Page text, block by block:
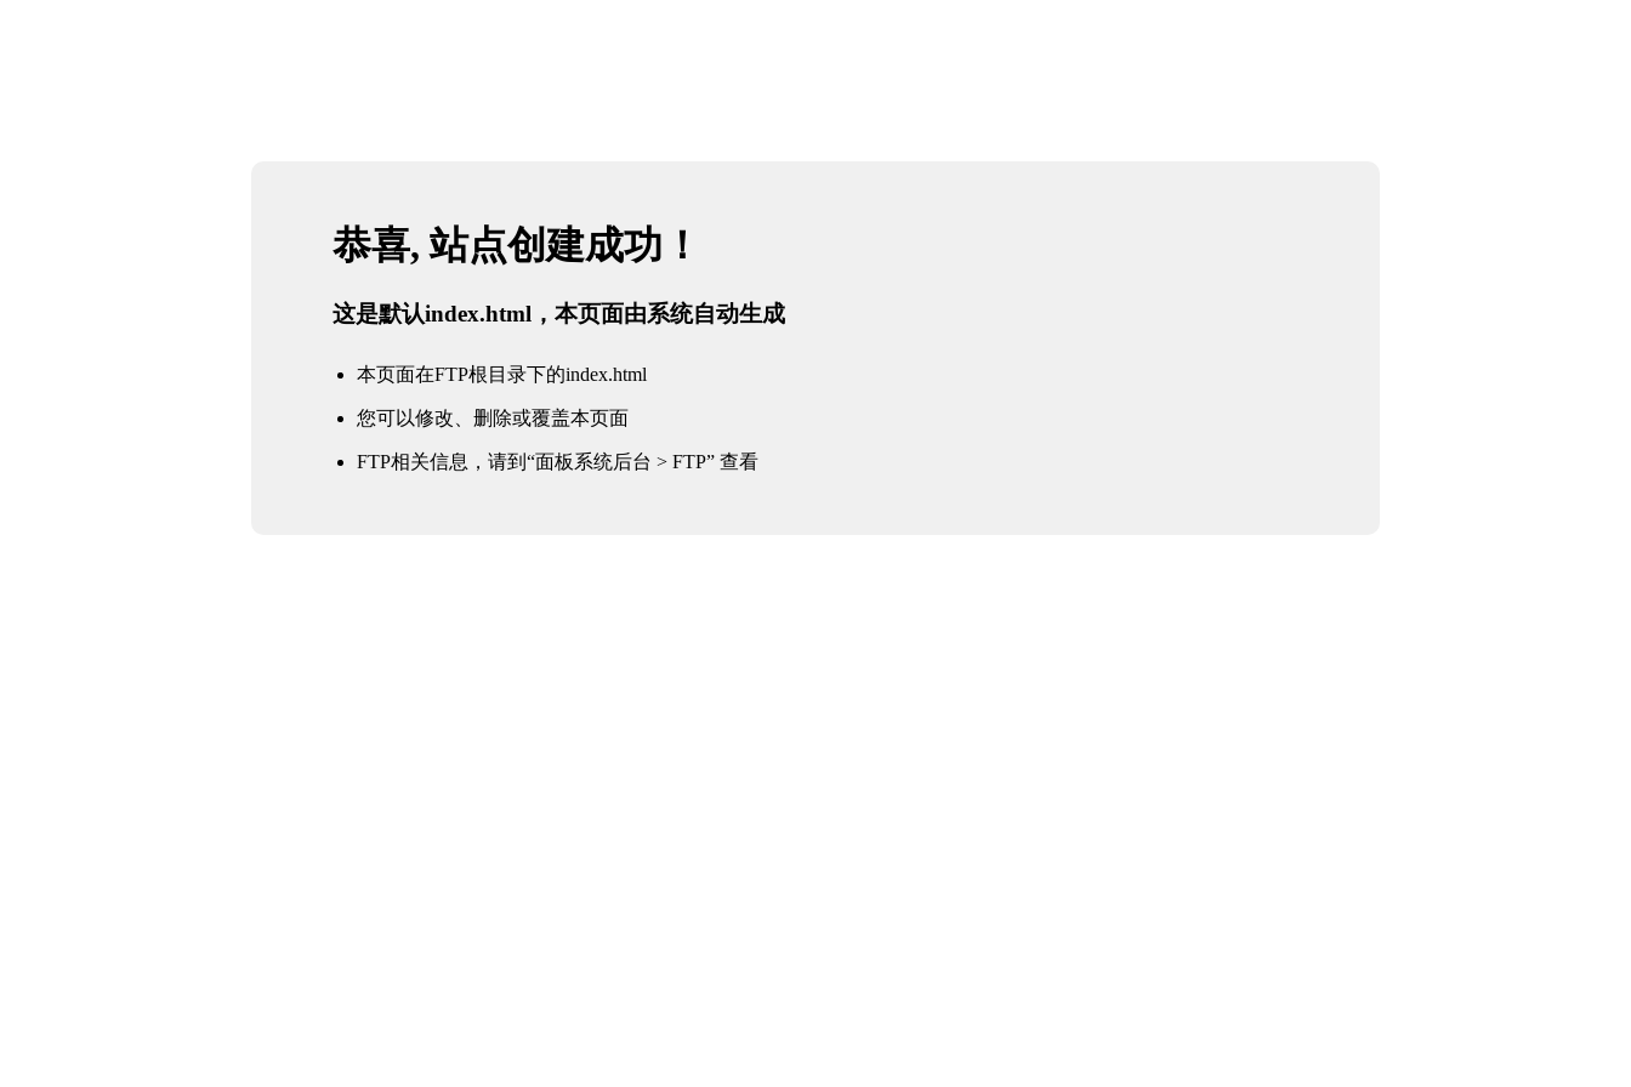
恭喜, 站点创建成功！
这是默认index.html，本页面由系统自动生成
本页面在FTP根目录下的index.html
您可以修改、删除或覆盖本页面
FTP相关信息，请到“面板系统后台 > FTP” 查看